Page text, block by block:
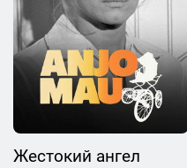
Жестокий ангел